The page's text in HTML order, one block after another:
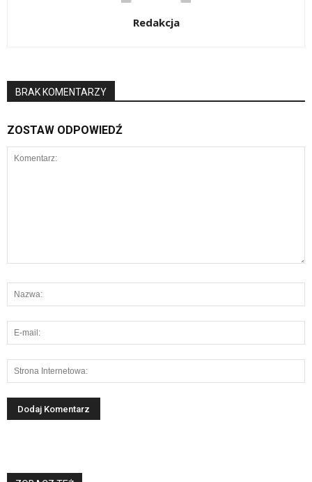
Redakcja
BRAK KOMENTARZY
ZOSTAW ODPOWIEDŹ